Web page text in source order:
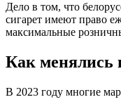
Дело в том, что
сигарет имеют право
максимальные
Как менялись
В 2023 году многие